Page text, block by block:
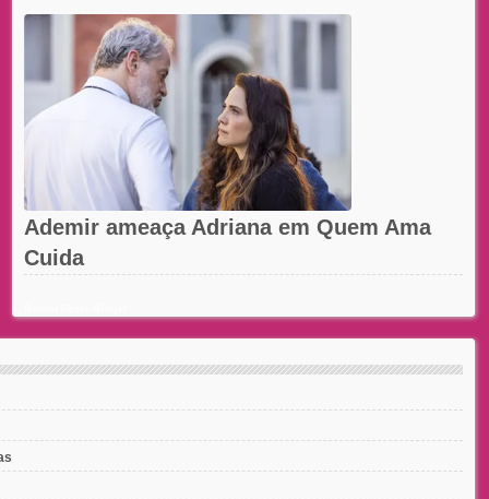
Ademir ameaça Adriana em Quem Ama
Cuida